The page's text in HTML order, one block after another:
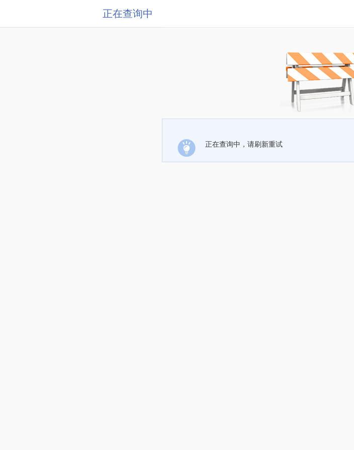
正在查询中
正在查询中，请刷新重试